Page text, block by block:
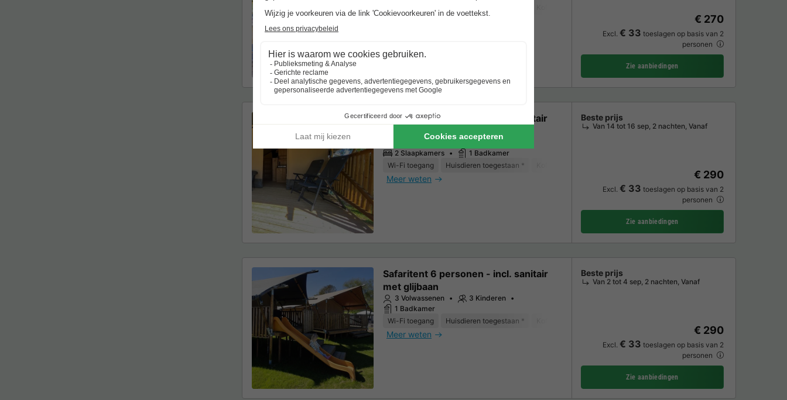
€ 270
Excl. € 33 toeslagen op basis van 2
personen
Zie aanbiedingen
Safaritent 5 personen - incl. sanitair
aan het meer
2 Kinderen
2 Slaapkamers
1 Badkamer
Wi-Fi toegang
Huisdieren toegestaan *
Meer weten
Beste prijs
Van 14 tot 16 sep, 2 nachten, Vanaf
€ 290
Excl. € 33 toeslagen op basis van 2
personen
Zie aanbiedingen
Safaritent 6 personen - incl. sanitair
met glijbaan
3 Volwassenen
3 Kinderen
1 Badkamer
Wi-Fi toegang
Huisdieren toegestaan *
Meer weten
Beste prijs
Van 2 tot 4 sep, 2 nachten, Vanaf
€ 290
Excl. € 33 toeslagen op basis van 2
personen
Zie aanbiedingen